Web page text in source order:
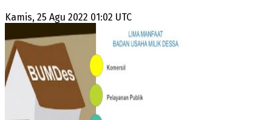
Kamis, 25 Agu 2022 01:02 UTC